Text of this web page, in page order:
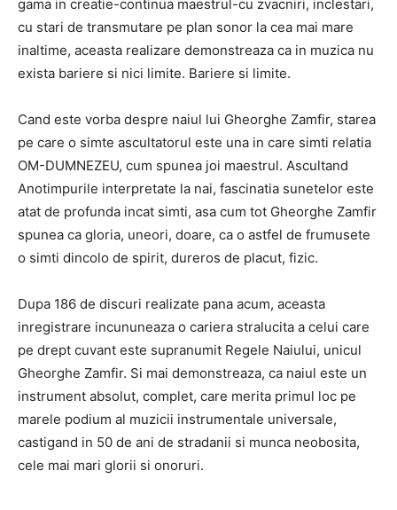
gama in creatie-continua maestrul-cu zvacniri, inclestari,
cu stari de transmutare pe plan sonor la cea mai mare
inaltime, aceasta realizare demonstreaza ca in muzica nu
exista bariere si nici limite. Bariere si limite.
Cand este vorba despre naiul lui Gheorghe Zamfir, starea
pe care o simte ascultatorul este una in care simti relatia
OM-DUMNEZEU, cum spunea joi maestrul. Ascultand
Anotimpurile interpretate la nai, fascinatia sunetelor este
atat de profunda incat simti, asa cum tot Gheorghe Zamfir
spunea ca gloria, uneori, doare, ca o astfel de frumusete
o simti dincolo de spirit, dureros de placut, fizic.
Dupa 186 de discuri realizate pana acum, aceasta
inregistrare incununeaza o cariera stralucita a celui care
pe drept cuvant este supranumit Regele Naiului, unicul
Gheorghe Zamfir. Si mai demonstreaza, ca naiul este un
instrument absolut, complet, care merita primul loc pe
marele podium al muzicii instrumentale universale,
castigand in 50 de ani de stradanii si munca neobosita,
cele mai mari glorii si onoruri.